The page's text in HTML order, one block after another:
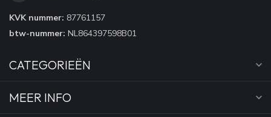
KVK nummer: 87761157
btw-nummer: NL864397598B01
CATEGORIEËN
MEER INFO